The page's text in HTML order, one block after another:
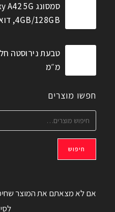
4GB/128GB, דואל סים
מ״מ
חפשו מוצרים
חיפוש
אם לא מצאתם את המוצר